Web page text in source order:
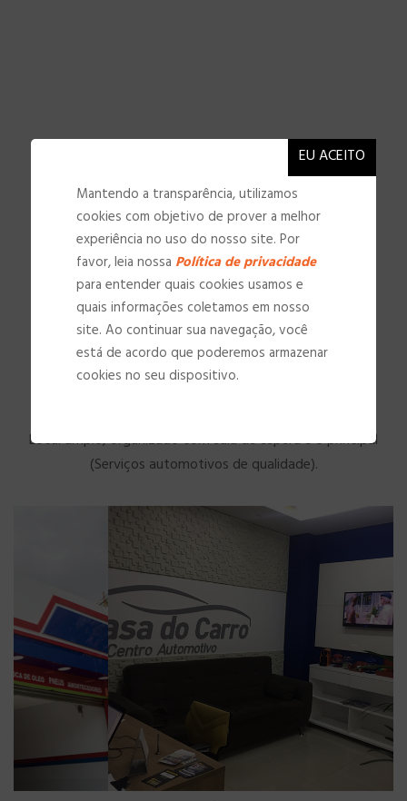
NOSSAS INSTALAÇÕES
Local amplo, organizado com sala de espera e o principal
(Serviços automotivos de qualidade).
Mantendo a transparência, utilizamos
cookies com objetivo de prover a melhor
experiência no uso do nosso site. Por
favor, leia nossa Política de privacidade
para entender quais cookies usamos e
quais informações coletamos em nosso
site. Ao continuar sua navegação, você
está de acordo que poderemos armazenar
cookies no seu dispositivo.